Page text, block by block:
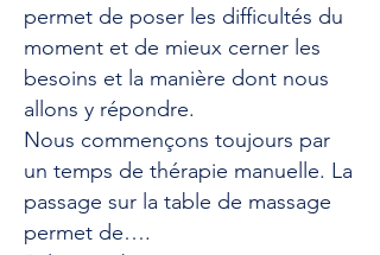
permet de poser les difficultés du
moment et de mieux cerner les
besoins et la manière dont nous
allons y répondre.
Nous commençons toujours par
un temps de thérapie manuelle. La
passage sur la table de massage
permet de….